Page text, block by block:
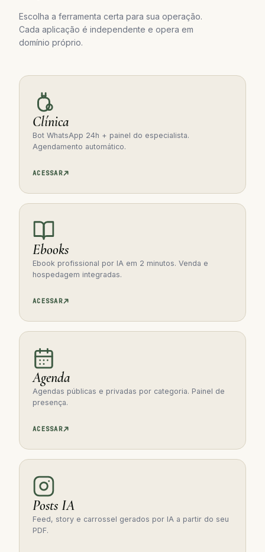
Escolha a ferramenta certa para sua operação.
Cada aplicação é independente e opera em
domínio próprio.
Clínica
Bot WhatsApp 24h + painel do especialista.
Agendamento automático.
ACESSAR
Ebooks
Ebook profissional por IA em 2 minutos. Venda e
hospedagem integradas.
ACESSAR
Agenda
Agendas públicas e privadas por categoria. Painel de
presença.
ACESSAR
Posts IA
Feed, story e carrossel gerados por IA a partir do seu
PDF.